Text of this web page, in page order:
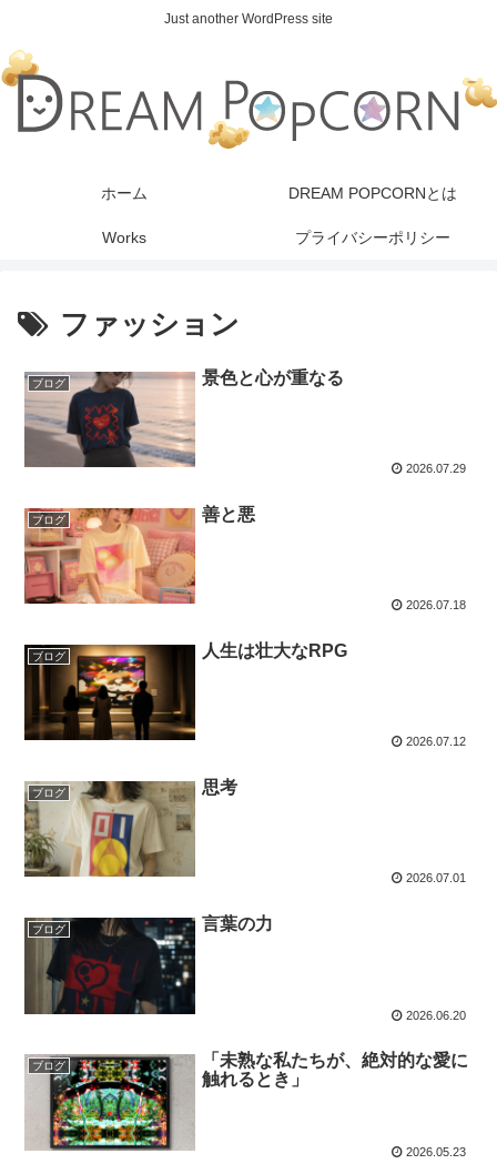
Just another WordPress site
ホーム DREAM POPCORNとは
Works プライバシーポリシー
ファッション
ブログ 景色と心が重なる
2026.07.29
ブログ ​善と悪
2026.07.18
ブログ 人生は壮大なRPG
2026.07.12
ブログ 思考
2026.07.01
ブログ 言葉の力
2026.06.20
ブログ
「未熟な私たちが、絶対的な愛に
触れるとき」
2026.05.23